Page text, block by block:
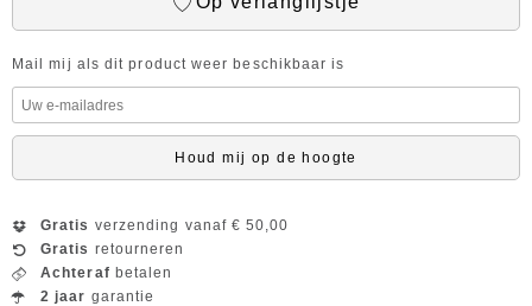
Mail mij als dit product weer beschikbaar is
Houd mij op de hoogte
Gratis verzending vanaf € 50,00
Gratis retourneren
Achteraf betalen
2 jaar garantie